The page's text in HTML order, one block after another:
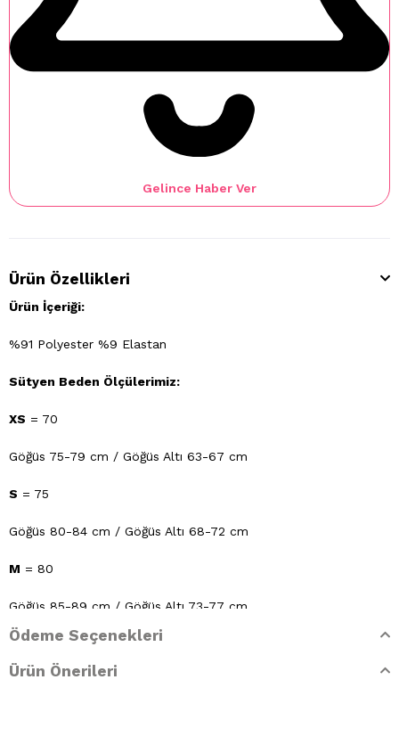
Gelince Haber Ver
Ürün Özellikleri
Ürün İçeriği:
%91 Polyester %9 Elastan
Sütyen Beden Ölçülerimiz:
XS = 70
Göğüs 75-79 cm / Göğüs Altı 63-67 cm
S = 75
Göğüs 80-84 cm / Göğüs Altı 68-72 cm
M = 80
Göğüs 85-89 cm / Göğüs Altı 73-77 cm
L= 85
Göğüs 90-94 cm / Göğüs Altı 78-82 cm
Ödeme Seçenekleri
Ürün Önerileri